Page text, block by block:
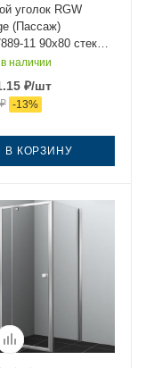
уголок RGW
(Пассаж)
11 90х80 стекло
профиль хром
наличии
₽/шт
-13%
В КОРЗИНУ